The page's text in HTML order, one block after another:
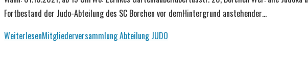
Fortbestand der Judo-Abteilung des SC Borchen vor demHintergrund anstehender…
WeiterlesenMitgliederversammlung Abteilung JUDO